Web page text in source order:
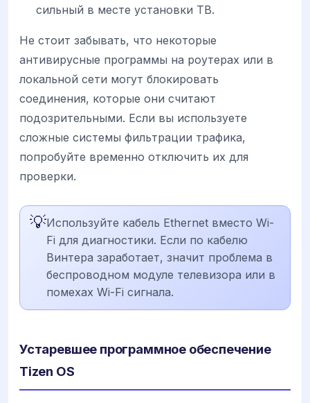
сильный в месте установки ТВ.
Не стоит забывать, что некоторые
антивирусные программы на роутерах или в
локальной сети могут блокировать
соединения, которые они считают
подозрительными. Если вы используете
сложные системы фильтрации трафика,
попробуйте временно отключить их для
проверки.
💡Используйте кабель Ethernet вместо Wi-
Fi для диагностики. Если по кабелю
Винтера заработает, значит проблема в
беспроводном модуле телевизора или в
помехах Wi-Fi сигнала.
Устаревшее программное обеспечение
Tizen OS